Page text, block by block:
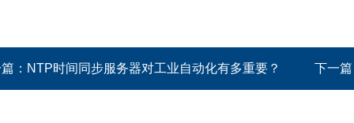
： NTP时间同步服务器对工业自动化有多重要？ 下一篇